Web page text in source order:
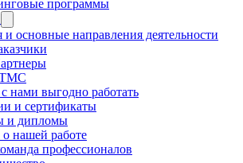
программы
и основные направления деятельности
ТМС
нами выгодно работать
и сертификаты
и дипломы
нашей работе
профессионалов